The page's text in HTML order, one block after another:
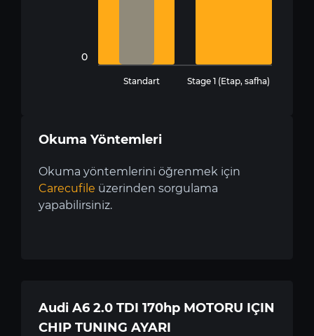
0
Standart Stage 1 (Etap, safha)
Okuma Yöntemleri
Okuma yöntemlerini öğrenmek için
Carecufile üzerinden sorgulama
yapabilirsiniz.
Audi A6 2.0 TDI 170hp MOTORU IÇIN
CHIP TUNING AYARI